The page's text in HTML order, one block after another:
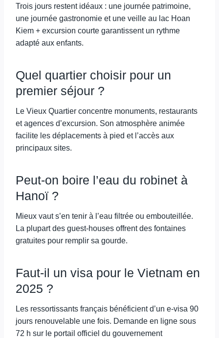
Trois jours restent idéaux : une journée patrimoine,
une journée gastronomie et une veille au lac Hoan
Kiem + excursion courte garantissent un rythme
adapté aux enfants.
Quel quartier choisir pour un
premier séjour ?
Le Vieux Quartier concentre monuments, restaurants
et agences d’excursion. Son atmosphère animée
facilite les déplacements à pied et l’accès aux
principaux sites.
Peut-on boire l’eau du robinet à
Hanoï ?
Mieux vaut s’en tenir à l’eau filtrée ou embouteillée.
La plupart des guest-houses offrent des fontaines
gratuites pour remplir sa gourde.
Faut-il un visa pour le Vietnam en
2025 ?
Les ressortissants français bénéficient d’un e-visa 90
jours renouvelable une fois. Demande en ligne sous
72 h sur le portail officiel du gouvernement